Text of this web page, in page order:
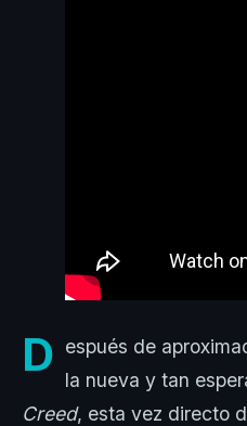
D espués de
la nueva y tan
Creed, esta vez directo